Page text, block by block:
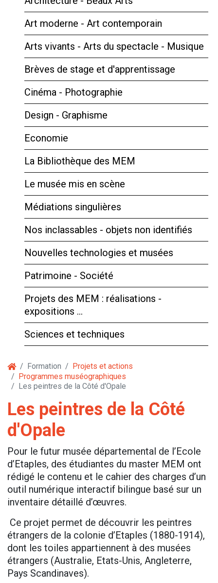
Art moderne - Art contemporain
Arts vivants - Arts du spectacle - Musique
Brèves de stage et d'apprentissage
Cinéma - Photographie
Design - Graphisme
Economie
La Bibliothèque des MEM
Le musée mis en scène
Médiations singulières
Nos inclassables - objets non identifiés
Nouvelles technologies et musées
Patrimoine - Société
Projets des MEM : réalisations -
expositions …
Sciences et techniques
Formation
Projets et actions
Programmes muséographiques
Les peintres de la Côté d'Opale
Les peintres de la Côté
d'Opale
Pour le futur musée départemental de l’Ecole
d’Etaples, des étudiantes du master MEM ont
rédigé le contenu et le cahier des charges d’un
outil numérique interactif bilingue basé sur un
inventaire détaillé d’œuvres.
Ce projet permet de découvrir les peintres
étrangers de la colonie d’Etaples (1880-1914),
dont les toiles appartiennent à des musées
étrangers (Australie, Etats-Unis, Angleterre,
Pays Scandinaves).